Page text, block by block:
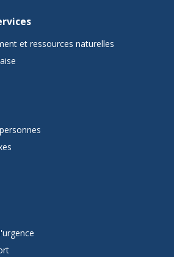
et ressources naturelles